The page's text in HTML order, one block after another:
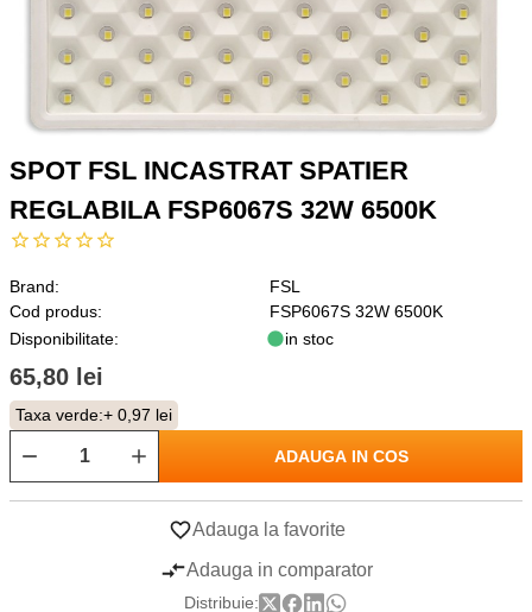
SPOT FSL INCASTRAT SPATIER
REGLABILA FSP6067S 32W 6500K
Brand:
FSL
Cod produs:
FSP6067S 32W 6500K
Disponibilitate:
in stoc
65,80 lei
Taxa verde:+ 0,97 lei
ADAUGA IN COS
Adauga la favorite
Adauga in comparator
Distribuie: